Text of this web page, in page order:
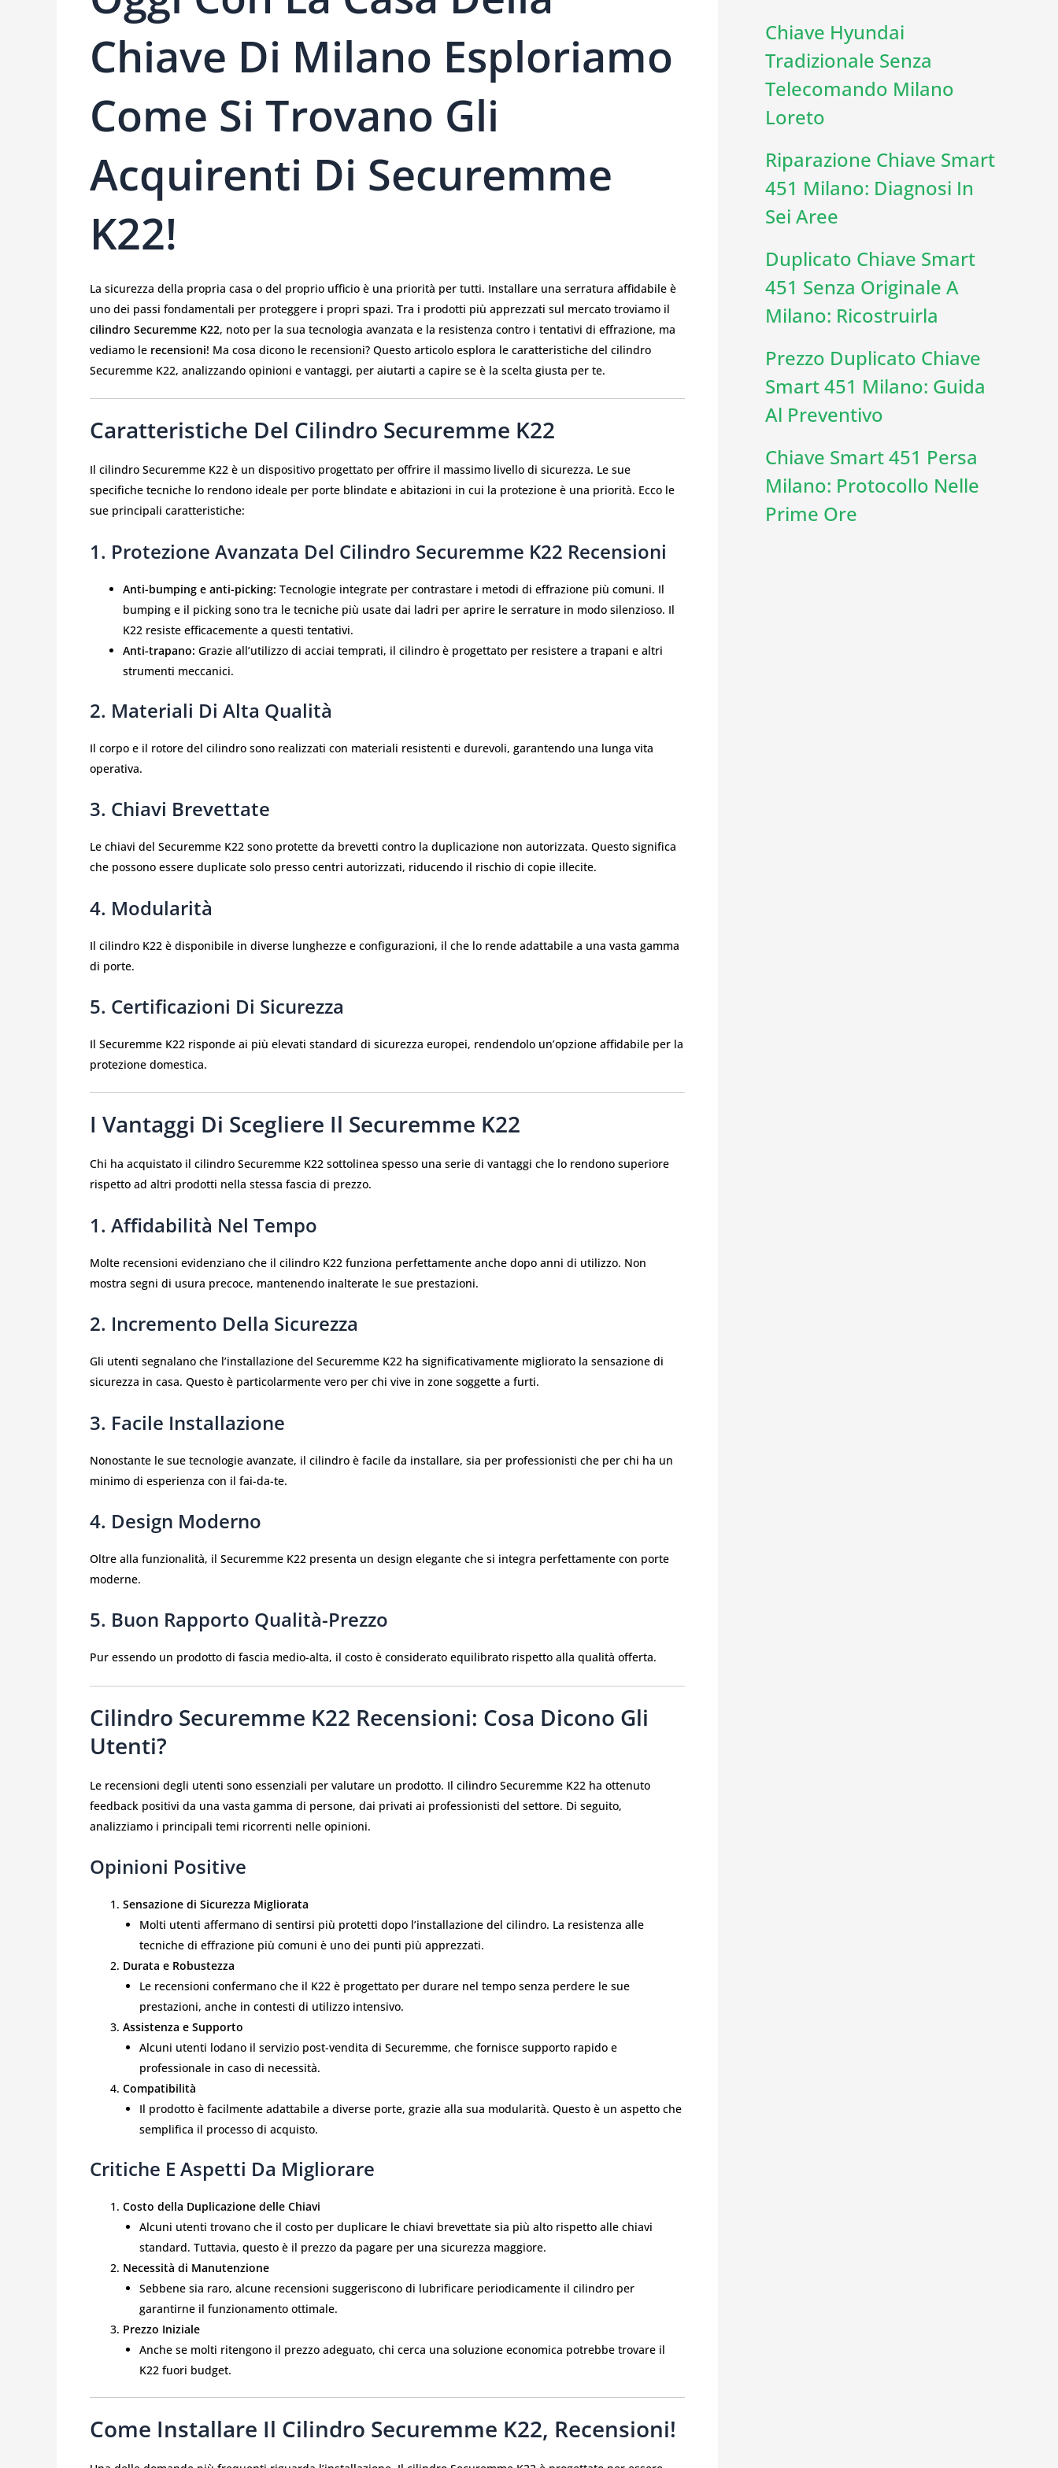
Chiave Di Milano Esploriamo
Come Si Trovano Gli
Acquirenti Di Securemme
K22!
La sicurezza della propria casa o del proprio ufficio è una priorità per tutti. Installare una serratura affidabile è
uno dei passi fondamentali per proteggere i propri spazi. Tra i prodotti più apprezzati sul mercato troviamo il
cilindro Securemme K22, noto per la sua tecnologia avanzata e la resistenza contro i tentativi di effrazione, ma
vediamo le recensioni! Ma cosa dicono le recensioni? Questo articolo esplora le caratteristiche del cilindro
Securemme K22, analizzando opinioni e vantaggi, per aiutarti a capire se è la scelta giusta per te.
Caratteristiche Del Cilindro Securemme K22
Il cilindro Securemme K22 è un dispositivo progettato per offrire il massimo livello di sicurezza. Le sue
specifiche tecniche lo rendono ideale per porte blindate e abitazioni in cui la protezione è una priorità. Ecco le
sue principali caratteristiche:
1. Protezione Avanzata Del Cilindro Securemme K22 Recensioni
Anti-bumping e anti-picking: Tecnologie integrate per contrastare i metodi di effrazione più comuni. Il
bumping e il picking sono tra le tecniche più usate dai ladri per aprire le serrature in modo silenzioso. Il
K22 resiste efficacemente a questi tentativi.
Anti-trapano: Grazie all’utilizzo di acciai temprati, il cilindro è progettato per resistere a trapani e altri
strumenti meccanici.
2. Materiali Di Alta Qualità
Il corpo e il rotore del cilindro sono realizzati con materiali resistenti e durevoli, garantendo una lunga vita
operativa.
3. Chiavi Brevettate
Le chiavi del Securemme K22 sono protette da brevetti contro la duplicazione non autorizzata. Questo significa
che possono essere duplicate solo presso centri autorizzati, riducendo il rischio di copie illecite.
4. Modularità
Il cilindro K22 è disponibile in diverse lunghezze e configurazioni, il che lo rende adattabile a una vasta gamma
di porte.
5. Certificazioni Di Sicurezza
Il Securemme K22 risponde ai più elevati standard di sicurezza europei, rendendolo un’opzione affidabile per la
protezione domestica.
I Vantaggi Di Scegliere Il Securemme K22
Chi ha acquistato il cilindro Securemme K22 sottolinea spesso una serie di vantaggi che lo rendono superiore
rispetto ad altri prodotti nella stessa fascia di prezzo.
1. Affidabilità Nel Tempo
Molte recensioni evidenziano che il cilindro K22 funziona perfettamente anche dopo anni di utilizzo. Non
mostra segni di usura precoce, mantenendo inalterate le sue prestazioni.
2. Incremento Della Sicurezza
Gli utenti segnalano che l’installazione del Securemme K22 ha significativamente migliorato la sensazione di
sicurezza in casa. Questo è particolarmente vero per chi vive in zone soggette a furti.
3. Facile Installazione
Nonostante le sue tecnologie avanzate, il cilindro è facile da installare, sia per professionisti che per chi ha un
minimo di esperienza con il fai-da-te.
4. Design Moderno
Oltre alla funzionalità, il Securemme K22 presenta un design elegante che si integra perfettamente con porte
moderne.
5. Buon Rapporto Qualità-Prezzo
Pur essendo un prodotto di fascia medio-alta, il costo è considerato equilibrato rispetto alla qualità offerta.
Cilindro Securemme K22 Recensioni: Cosa Dicono Gli
Utenti?
Le recensioni degli utenti sono essenziali per valutare un prodotto. Il cilindro Securemme K22 ha ottenuto
feedback positivi da una vasta gamma di persone, dai privati ai professionisti del settore. Di seguito,
analizziamo i principali temi ricorrenti nelle opinioni.
Opinioni Positive
Sensazione di Sicurezza Migliorata
Molti utenti affermano di sentirsi più protetti dopo l’installazione del cilindro. La resistenza alle
tecniche di effrazione più comuni è uno dei punti più apprezzati.
Durata e Robustezza
Le recensioni confermano che il K22 è progettato per durare nel tempo senza perdere le sue
prestazioni, anche in contesti di utilizzo intensivo.
Assistenza e Supporto
Alcuni utenti lodano il servizio post-vendita di Securemme, che fornisce supporto rapido e
professionale in caso di necessità.
Compatibilità
Il prodotto è facilmente adattabile a diverse porte, grazie alla sua modularità. Questo è un aspetto che
semplifica il processo di acquisto.
Critiche E Aspetti Da Migliorare
Costo della Duplicazione delle Chiavi
Alcuni utenti trovano che il costo per duplicare le chiavi brevettate sia più alto rispetto alle chiavi
standard. Tuttavia, questo è il prezzo da pagare per una sicurezza maggiore.
Necessità di Manutenzione
Sebbene sia raro, alcune recensioni suggeriscono di lubrificare periodicamente il cilindro per
garantirne il funzionamento ottimale.
Prezzo Iniziale
Anche se molti ritengono il prezzo adeguato, chi cerca una soluzione economica potrebbe trovare il
K22 fuori budget.
Come Installare Il Cilindro Securemme K22, Recensioni!
Chiave Hyundai
Tradizionale Senza
Telecomando Milano
Loreto
Riparazione Chiave Smart
451 Milano: Diagnosi In
Sei Aree
Duplicato Chiave Smart
451 Senza Originale A
Milano: Ricostruirla
Prezzo Duplicato Chiave
Smart 451 Milano: Guida
Al Preventivo
Chiave Smart 451 Persa
Milano: Protocollo Nelle
Prime Ore